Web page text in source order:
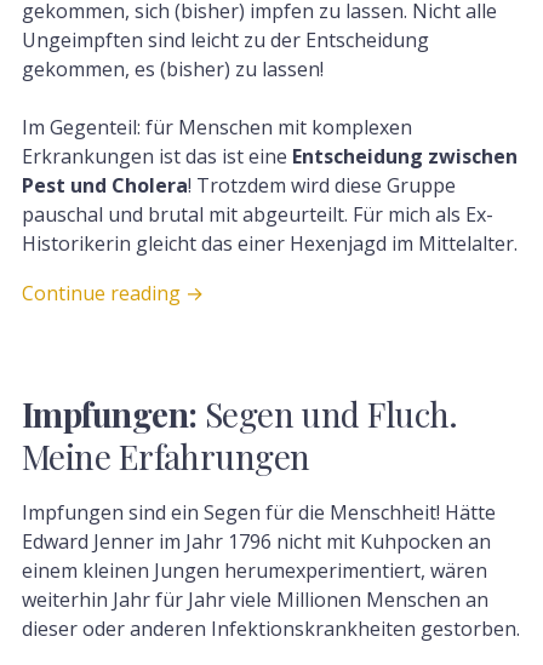
gekommen, sich (bisher) impfen zu lassen. Nicht alle
Ungeimpften sind leicht zu der Entscheidung
gekommen, es (bisher) zu lassen!
Im Gegenteil: für Menschen mit komplexen
Erkrankungen ist das ist eine Entscheidung zwischen
Pest und Cholera! Trotzdem wird diese Gruppe
pauschal und brutal mit abgeurteilt. Für mich als Ex-
Historikerin gleicht das einer Hexenjagd im Mittelalter.
Continue reading →
Impfungen: Segen und Fluch.
Meine Erfahrungen
Impfungen sind ein Segen für die Menschheit! Hätte
Edward Jenner im Jahr 1796 nicht mit Kuhpocken an
einem kleinen Jungen herumexperimentiert, wären
weiterhin Jahr für Jahr viele Millionen Menschen an
dieser oder anderen Infektionskrankheiten gestorben.